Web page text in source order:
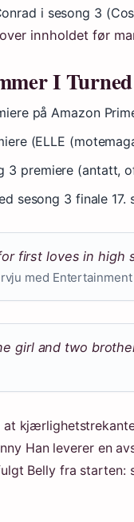
i sesong 3
innholdet før
I
på Amazon
(ELLE
3 premiere (antatt,
sesong 3 finale 17.
first loves in high
med
girl and two
Han leverer en
Belly fra